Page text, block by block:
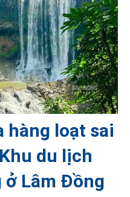
hàng loạt sai
du lịch
Lâm Đồng